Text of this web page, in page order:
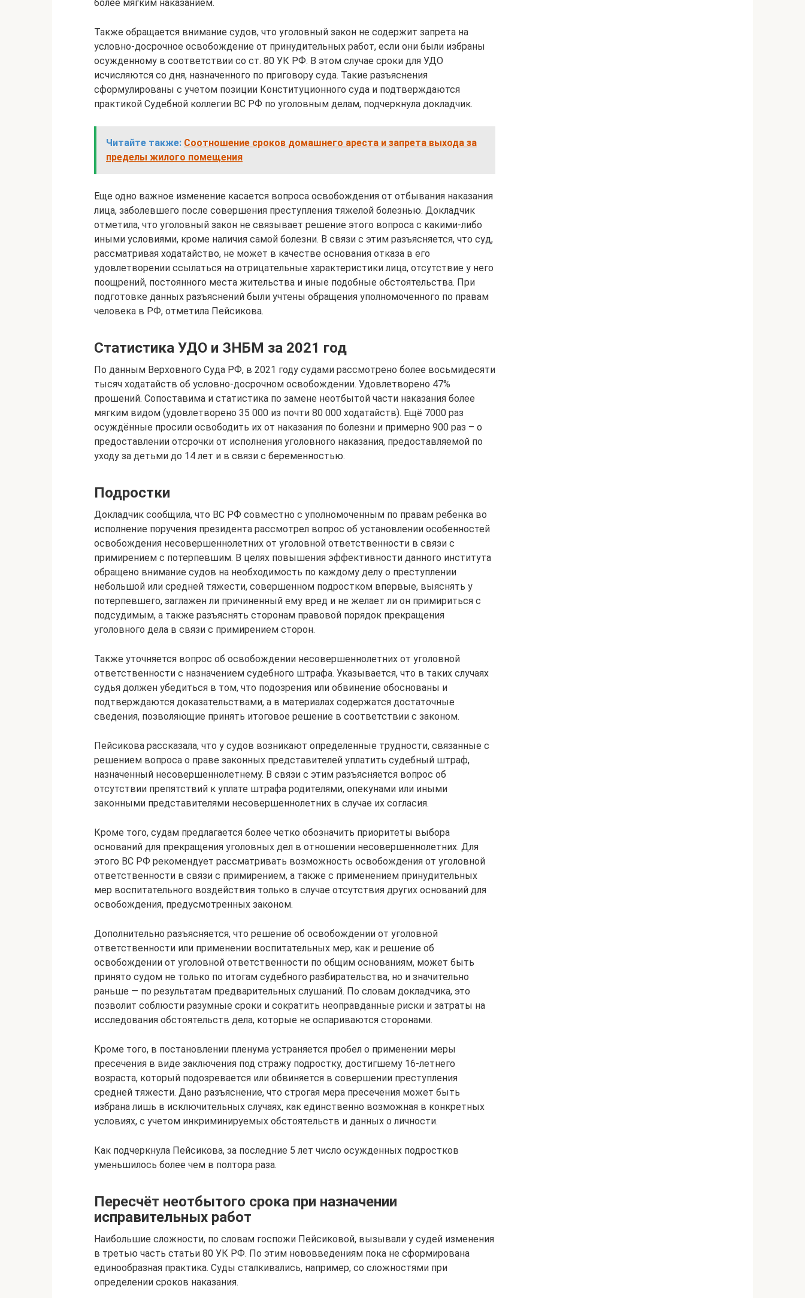
более мягким наказанием.
Также обращается внимание судов, что уголовный закон не содержит запрета на
условно-досрочное освобождение от принудительных работ, если они были избраны
осужденному в соответствии со ст. 80 УК РФ. В этом случае сроки для УДО
исчисляются со дня, назначенного по приговору суда. Такие разъяснения
сформулированы с учетом позиции Конституционного суда и подтверждаются
практикой Судебной коллегии ВС РФ по уголовным делам, подчеркнула докладчик.
Читайте также: Соотношение сроков домашнего ареста и запрета выхода за
пределы жилого помещения
Еще одно важное изменение касается вопроса освобождения от отбывания наказания
лица, заболевшего после совершения преступления тяжелой болезнью. Докладчик
отметила, что уголовный закон не связывает решение этого вопроса с какими-либо
иными условиями, кроме наличия самой болезни. В связи с этим разъясняется, что суд,
рассматривая ходатайство, не может в качестве основания отказа в его
удовлетворении ссылаться на отрицательные характеристики лица, отсутствие у него
поощрений, постоянного места жительства и иные подобные обстоятельства. При
подготовке данных разъяснений были учтены обращения уполномоченного по правам
человека в РФ, отметила Пейсикова.
Статистика УДО и ЗНБМ за 2021 год
По данным Верховного Суда РФ, в 2021 году судами рассмотрено более восьмидесяти
тысяч ходатайств об условно-досрочном освобождении. Удовлетворено 47%
прошений. Сопоставима и статистика по замене неотбытой части наказания более
мягким видом (удовлетворено 35 000 из почти 80 000 ходатайств). Ещё 7000 раз
осуждённые просили освободить их от наказания по болезни и примерно 900 раз – о
предоставлении отсрочки от исполнения уголовного наказания, предоставляемой по
уходу за детьми до 14 лет и в связи с беременностью.
Подростки
Докладчик сообщила, что ВС РФ совместно с уполномоченным по правам ребенка во
исполнение поручения президента рассмотрел вопрос об установлении особенностей
освобождения несовершеннолетних от уголовной ответственности в связи с
примирением с потерпевшим. В целях повышения эффективности данного института
обращено внимание судов на необходимость по каждому делу о преступлении
небольшой или средней тяжести, совершенном подростком впервые, выяснять у
потерпевшего, заглажен ли причиненный ему вред и не желает ли он примириться с
подсудимым, а также разъяснять сторонам правовой порядок прекращения
уголовного дела в связи с примирением сторон.
Также уточняется вопрос об освобождении несовершеннолетних от уголовной
ответственности с назначением судебного штрафа. Указывается, что в таких случаях
судья должен убедиться в том, что подозрения или обвинение обоснованы и
подтверждаются доказательствами, а в материалах содержатся достаточные
сведения, позволяющие принять итоговое решение в соответствии с законом.
Пейсикова рассказала, что у судов возникают определенные трудности, связанные с
решением вопроса о праве законных представителей уплатить судебный штраф,
назначенный несовершеннолетнему. В связи с этим разъясняется вопрос об
отсутствии препятствий к уплате штрафа родителями, опекунами или иными
законными представителями несовершеннолетних в случае их согласия.
Кроме того, судам предлагается более четко обозначить приоритеты выбора
оснований для прекращения уголовных дел в отношении несовершеннолетних. Для
этого ВС РФ рекомендует рассматривать возможность освобождения от уголовной
ответственности в связи с примирением, а также с применением принудительных
мер воспитательного воздействия только в случае отсутствия других оснований для
освобождения, предусмотренных законом.
Дополнительно разъясняется, что решение об освобождении от уголовной
ответственности или применении воспитательных мер, как и решение об
освобождении от уголовной ответственности по общим основаниям, может быть
принято судом не только по итогам судебного разбирательства, но и значительно
раньше — по результатам предварительных слушаний. По словам докладчика, это
позволит соблюсти разумные сроки и сократить неоправданные риски и затраты на
исследования обстоятельств дела, которые не оспариваются сторонами.
Кроме того, в постановлении пленума устраняется пробел о применении меры
пресечения в виде заключения под стражу подростку, достигшему 16-летнего
возраста, который подозревается или обвиняется в совершении преступления
средней тяжести. Дано разъяснение, что строгая мера пресечения может быть
избрана лишь в исключительных случаях, как единственно возможная в конкретных
условиях, с учетом инкриминируемых обстоятельств и данных о личности.
Как подчеркнула Пейсикова, за последние 5 лет число осужденных подростков
уменьшилось более чем в полтора раза.
Пересчёт неотбытого срока при назначении
исправительных работ
Наибольшие сложности, по словам госпожи Пейсиковой, вызывали у судей изменения
в третью часть статьи 80 УК РФ. По этим нововведениям пока не сформирована
единообразная практика. Суды сталкивались, например, со сложностями при
определении сроков наказания.